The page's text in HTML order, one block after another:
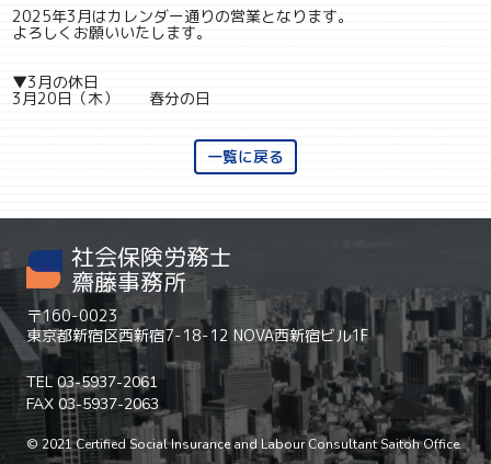
2025年3月はカレンダー通りの営業となります。
よろしくお願いいたします。
▼3月の休日
3月20日（木） 春分の日
一覧に戻る
社会保険労務士
齋藤事務所
〒160-0023
東京都新宿区西新宿7-18-12 NOVA西新宿ビル1F
TEL 03-5937-2061
FAX 03-5937-2063
© 2021 Certified Social Insurance and Labour Consultant Saitoh Office.